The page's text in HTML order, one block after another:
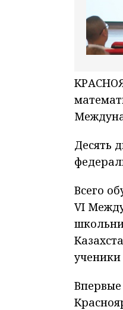
Десять
Всего
VI
ученики